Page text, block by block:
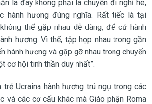
là đây không phải là chuyến đi nghỉ hè,
hành hương đúng nghĩa. Rất tiếc là tại
thể gặp nhau dễ dàng, để cử hành
hương. Vì thế, tập họp nhau trong gần
hành hương và gặp gỡ nhau trong chuyến
cơ hội tinh thần duy nhất”.
trẻ Ucraina hành hương trú ngụ trong các
và các cơ cấu khác mà Giáo phận Roma